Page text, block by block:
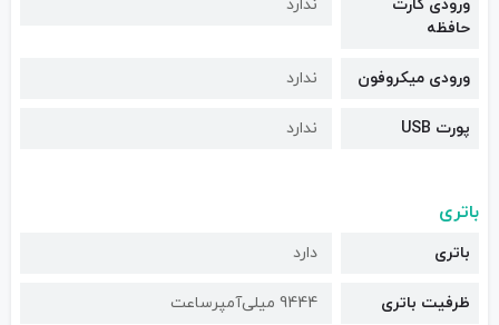
ورودی کارت
حافظه
ندارد
ورودی میکروفون ندارد
پورت USB ندارد
باتری
باتری دارد
ظرفیت باتری 9444 میلی‌آمپرساعت